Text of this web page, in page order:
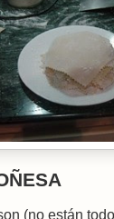
(no están